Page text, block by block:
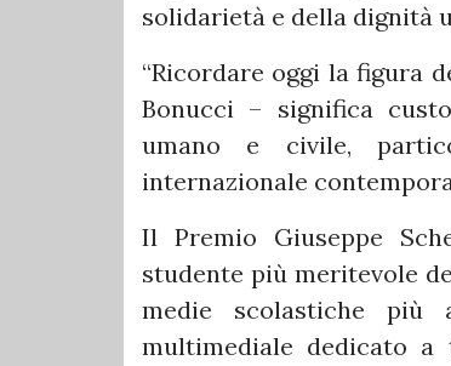
solidarietà e della dignità
“Ricordare oggi la figura
Bonucci – significa
umano e civile,
internazionale
Il Premio Giuseppe
studente più meritevole
medie scolastiche più
multimediale dedicato